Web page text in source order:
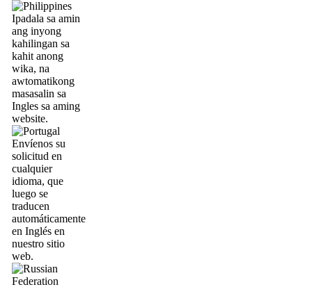
Ipadala sa amin
ang inyong
kahilingan sa
kahit anong
wika, na
awtomatikong
masasalin sa
Ingles sa aming
website.
Envíenos su
solicitud en
cualquier
idioma, que
luego se
traducen
automáticamente
en Inglés en
nuestro sitio
web.